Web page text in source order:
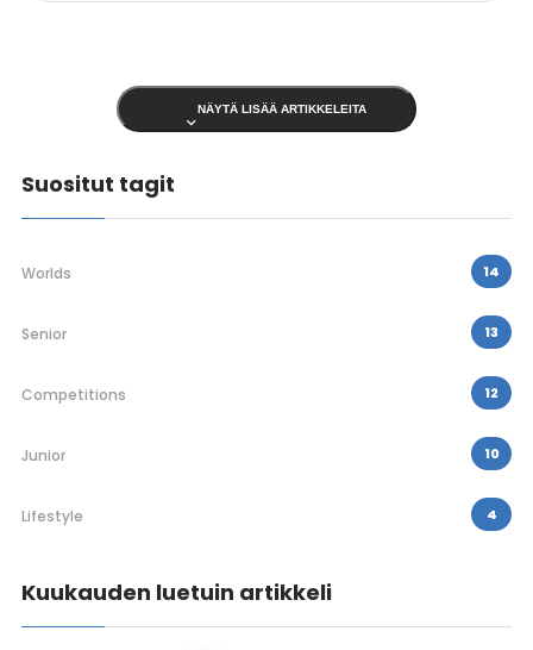
NÄYTÄ LISÄÄ ARTIKKELEITA
Suositut tagit
Worlds 14
Senior 13
Competitions 12
Junior 10
Lifestyle 4
Kuukauden luetuin artikkeli